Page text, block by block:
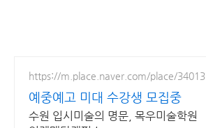
https://m.place.naver.com/place/
예중예고 미대 수강생 모집중
수원 입시미술의 명문, 목우미술학원